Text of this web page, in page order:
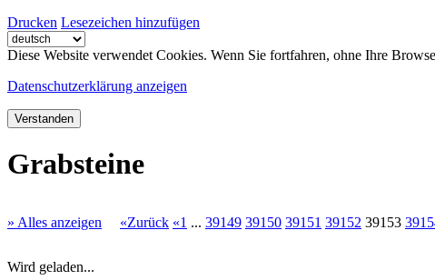
Drucken Lesezeichen hinzufügen
Diese Website verwendet Cookies. Wenn Sie fortfahren, ohne Ihre
Datenschutzerklärung anzeigen
Verstanden
Grabsteine
» Alles anzeigen «Zurück «1 ... 39149 39150 39151 39152 39153
Wird geladen...